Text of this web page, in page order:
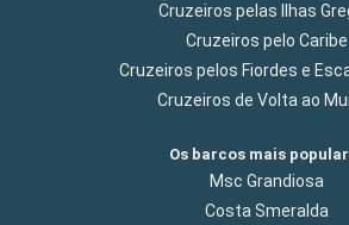
Cruzeiros pelas Ilhas
Cruzeiros pelo Caribe
Cruzeiros pelos Fiordes e
Cruzeiros de Volta ao
Os barcos mais
Msc Grandiosa
Costa Smeralda